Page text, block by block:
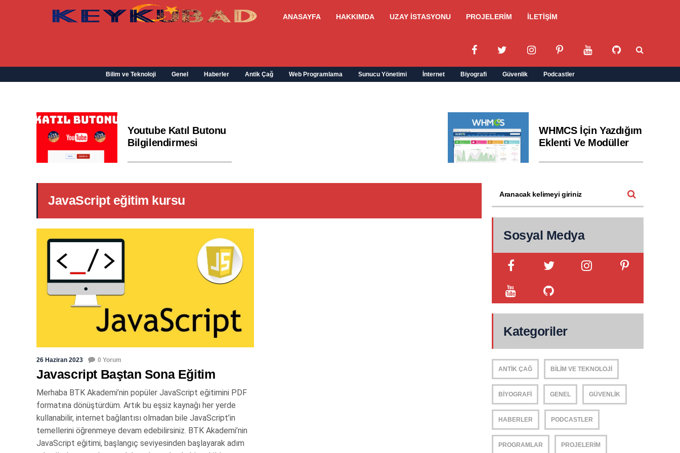
ANASAYFA HAKKIMDA UZAY İSTASYONU PROJELERİM İLETİŞİM
Bilim ve Teknoloji Genel Haberler Antik Çağ Web Programlama Sunucu Yönetimi İnternet Biyografi Güvenlik Podcastler
Youtube Katıl Butonu
Bilgilendirmesi
WHMCS İçin Yazdığım
Eklenti Ve Modüller
JavaScript eğitim kursu
26 Haziran 2023 0 Yorum
Javascript Baştan Sona Eğitim
Merhaba BTK Akademi’nin popüler JavaScript eğitimini PDF
formatına dönüştürdüm. Artık bu eşsiz kaynağı her yerde
kullanabilir, internet bağlantısı olmadan bile JavaScript’in
temellerini öğrenmeye devam edebilirsiniz. BTK Akademi’nin
JavaScript eğitimi, başlangıç seviyesinden başlayarak adım
Sosyal Medya
Kategoriler
ANTIK ÇAĞ BILIM VE TEKNOLOJI
BIYOGRAFI GENEL GÜVENLIK
HABERLER PODCASTLER
PROGRAMLAR PROJELERIM